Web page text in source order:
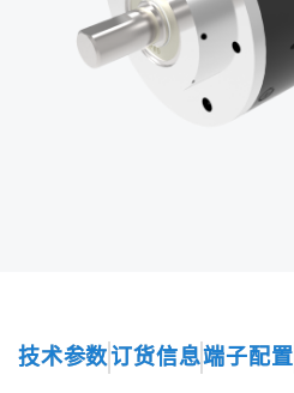
技术参数订货信息端子配置